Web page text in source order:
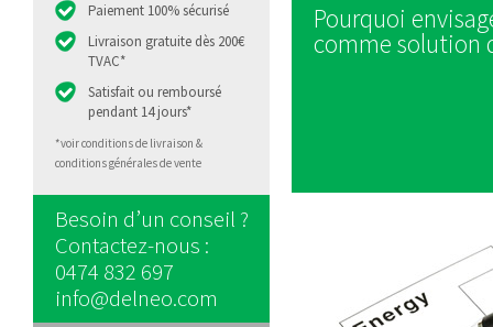
Paiement 100% sécurisé
Livraison gratuite dès 200€
TVAC*
Satisfait ou remboursé
pendant 14 jours*
*voir conditions de livraison &
conditions générales de vente
Besoin d’un conseil ?
Contactez-nous :
0474 832 697
info@delneo.com
Pourquoi
comme solution
pour remplacer
actuel par du